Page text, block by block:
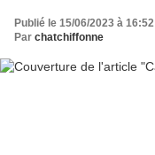
Publié le 15/06/2023 à 16:52
Par chatchiffonne